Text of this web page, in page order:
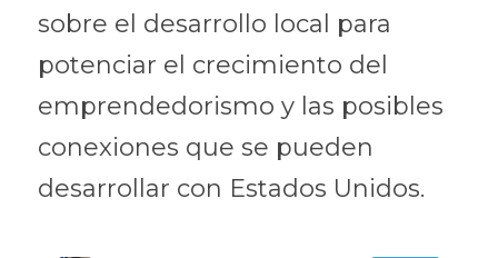
sobre el desarrollo local para
potenciar el crecimiento del
emprendedorismo y las posibles
conexiones que se pueden
desarrollar con Estados Unidos.